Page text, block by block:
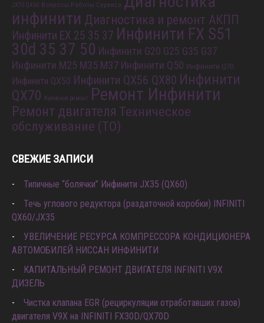
JX35 QX60 Вопросы Работы Сервиса
инфинити Диагностика и ремонт АКПП
Инфинити EX 25 35 37 Инфинити FX S51
30d 35 37 50 Инфинити G20 G25 G35 G37
Инфинити M25 M35 M37 Инфинити Q50 Инфинити Q70
Инфинити QX50 Инфинити QX56 QX80 Инфинити
QX70
Кузовной ремонт Ремонт Инфинити
Ремонт двигателя Техническое
обслуживание (ТО)
СВЕЖИЕ ЗАПИСИ
Типичные “болячки” Инфинити JX35 (QX60)
Течь углового редуктора (раздаточной коробки) INFINITI
QX60/JX35
УВЕЛИЧЕНИЕ РЕСУРСА КОМПРЕССОРА КОНДИЦИОНЕРА
АВТОМОБИЛЕЙ НИССАН ИНФИНИТИ
КАПИТАЛЬНЫЙ РЕМОНТ ДВИГАТЕЛЯ INFINITI V9X
ДИЗЕЛЬ
Чистка клапана EGR (рециркуляции отработавших газов)
двигателя V9X на INFINITI FX30D/QX70D